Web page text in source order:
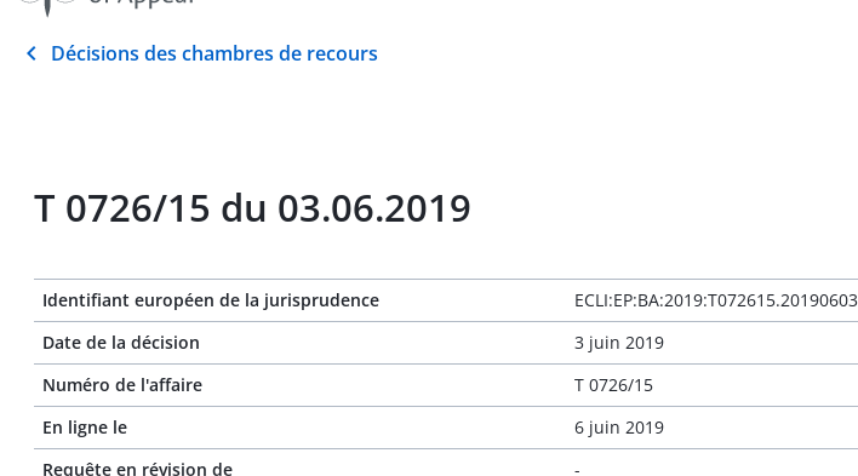
Décisions des chambres de recours
T 0726/15 du 03.06.2019
Identifiant européen de la jurisprudence
ECLI:EP:BA:2019:T072615.20190603
Date de la décision
3 juin 2019
Numéro de l'affaire
T 0726/15
En ligne le
6 juin 2019
Requête en révision de
-